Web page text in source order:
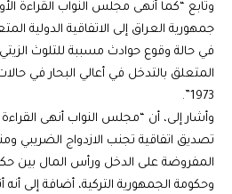
وتابع “كما أنهى مجلس النواب القراءة
جمهورية العراق إلى الاتفاقية الدولية
المتعلق بالتدخل في أعالي البحار في
1973”.
وأشار إلى، أن “مجلس النواب أنهى
تصديق اتفاقية تجنب الازدواج الضريبي
المفروضة على الدخل ورأس المال بين
وحكومة الجمهورية التركية، أضافة إلى